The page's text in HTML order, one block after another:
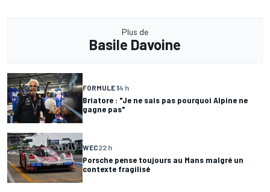
Plus de
Basile Davoine
FORMULE 14 h
Briatore : "Je ne sais pas pourquoi Alpine ne
gagne pas"
WEC22 h
Porsche pense toujours au Mans malgré un
contexte fragilisé